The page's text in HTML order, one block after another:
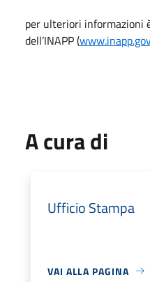
per ulteriori informazioni
dell’INAPP (
A cura di
Ufficio Stampa
VAI ALLA PAGINA